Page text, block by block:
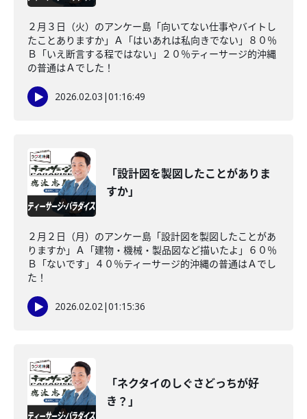
２月３日（火）のアンケー島「向いてない仕事やバイトし
たことありますか」Ａ「はいあれは私向きでない」８０％
Ｂ「いえ断言する程ではない」２０％ティーサージ的沖縄
の普通はＡでした！
2026.02.03 |01:16:49
「設計図を製図したことがありま
すか」
２月２日（月）のアンケー島「設計図を製図したことがあ
りますか」Ａ「建物・機械・製品図など描いたよ」６０％
Ｂ「ないです」４０％ティーサージ的沖縄の普通はＡでし
た！
2026.02.02|01:15:36
「ネクタイのしぐさどっちが好
き？」